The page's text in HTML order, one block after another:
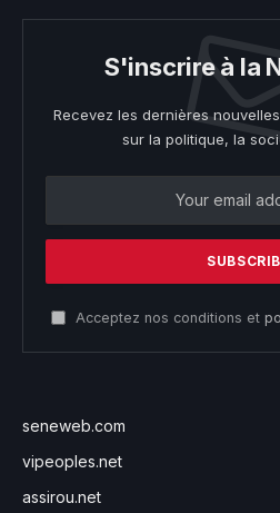
S'inscrire à la
Recevez les dernières
sur la politique, la
Acceptez nos conditions et
seneweb.com
vipeoples.net
assirou.net